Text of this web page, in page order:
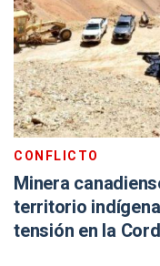
CONFLICTO
Minera
territorio
tensión en la